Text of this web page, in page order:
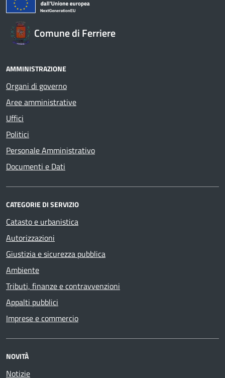
Comune di Ferriere
AMMINISTRAZIONE
Organi di governo
Aree amministrative
Uffici
Politici
Personale Amministrativo
Documenti e Dati
CATEGORIE DI SERVIZIO
Catasto e urbanistica
Autorizzazioni
Giustizia e sicurezza pubblica
Ambiente
Tributi, finanze e contravvenzioni
Appalti pubblici
Imprese e commercio
NOVITÀ
Notizie